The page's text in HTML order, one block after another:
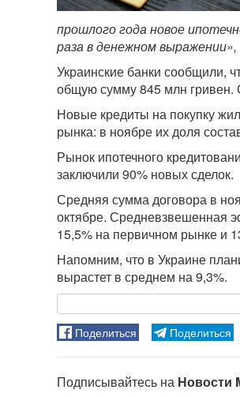
прошлого года новое
раза в денежном выражении»,
Украинские банки сообщили,
общую сумму 845 млн гривен.
Новые кредиты на покупку
рынка: в ноябре их доля
Рынок ипотечного
заключили 90% новых сделок.
Средняя сумма договора в
октябре. Средневзвешенная
15,5% на первичном рынке и
Напомним, что в Украине
вырастет в среднем на 9,3%.